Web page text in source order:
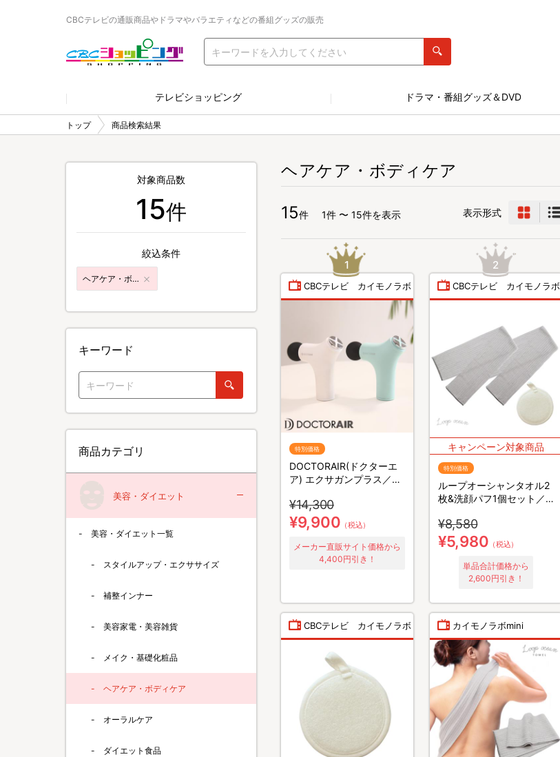
CBCテレビの通販商品やドラマやバラエティなどの番組グッズの販売
テレビショッピング ドラマ・番組グッズ＆DVD
トップ 商品検索結果
ヘアケア・ボディケア
15件 1件 〜 15件を表示 表示形式
CBCテレビ カイモノラボ
特別価格
DOCTORAIR(ドクターエ
ア) エクサガンプラス／ス
¥14,300
¥9,900 （税込）
メーカー直販サイト価格から
4,400円引き！
CBCテレビ カイモノラボ
特別価格
ループオーシャンタオル2
枚&洗顔パフ1個セット／
¥8,580
¥5,980 （税込）
単品合計価格から
2,600円引き！
CBCテレビ カイモノラボ カイモノラボmini
対象商品数
15件
絞込条件
ヘアケア・ボディケア
キーワード
商品カテゴリ
美容・ダイエット
美容・ダイエット一覧
スタイルアップ・エクササイズ
補整インナー
美容家電・美容雑貨
メイク・基礎化粧品
ヘアケア・ボディケア
オーラルケア
ダイエット食品